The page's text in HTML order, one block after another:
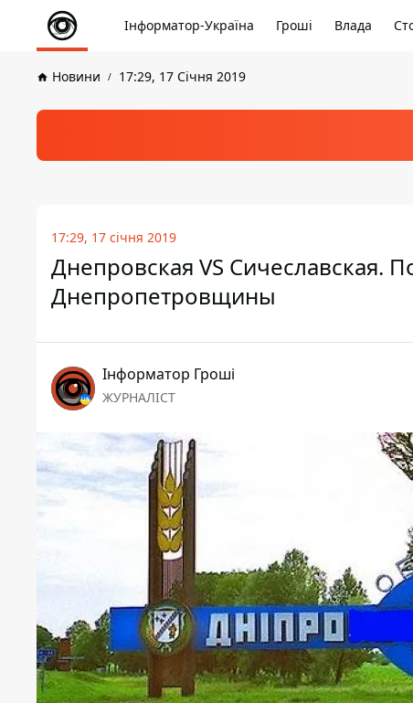
Інформатор-Україна Гроші Влада
Новини 17:29, 17 Січня 2019
17:29, 17 січня 2019
Днепровская VS Сичеславская.
Днепропетровщины
Інформатор Гроші
ЖУРНАЛІСТ